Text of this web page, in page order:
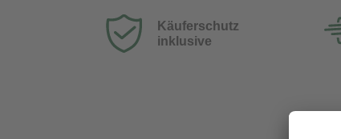
Käuferschutz
inklusive